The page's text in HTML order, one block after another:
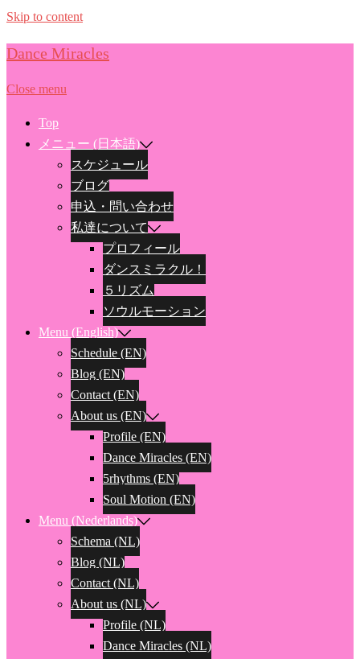
Skip to content
Dance Miracles
Close menu
Top
メニュー (日本語)
スケジュール
ブログ
申込・問い合わせ
私達について
プロフィール
ダンスミラクル！
５リズム
ソウルモーション
Menu (English)
Schedule (EN)
Blog (EN)
Contact (EN)
About us (EN)
Profile (EN)
Dance Miracles (EN)
5rhythms (EN)
Soul Motion (EN)
Menu (Nederlands)
Schema (NL)
Blog (NL)
Contact (NL)
About us (NL)
Profile (NL)
Dance Miracles (NL)